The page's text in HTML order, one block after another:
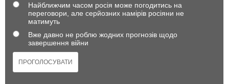
Найближчим часом росія може погодитись на
переговори, але серйозних намірів росіяни не
матимуть
Вже давно не роблю жодних прогнозів щодо
завершення війни